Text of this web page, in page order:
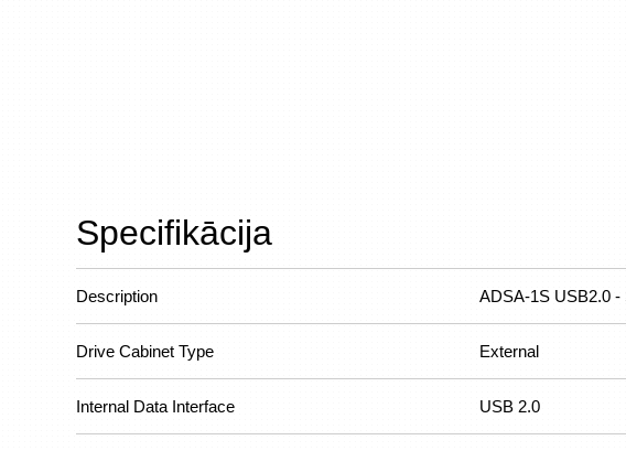
Specifikācija
Description ADSA-1S USB2.0 -
Drive Cabinet Type External
Internal Data Interface USB 2.0